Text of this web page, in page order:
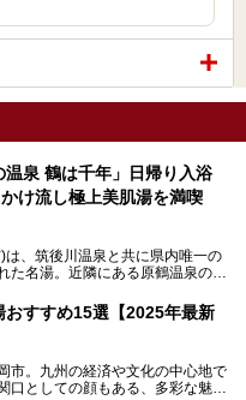
泉 鶴は千年」日帰り入浴
け流し極上美肌湯を満喫
、筑後川温泉と共に県内唯一の
た名湯。近隣にある原鶴温泉の観
」は、吉井温泉にある日帰り入
続けています。今回は筆者自ら日
中心に詳細レビューします！
すすめ15選【2025年最新
市。九州の経済や文化の中心地で
口としての顔もある、多彩な魅力